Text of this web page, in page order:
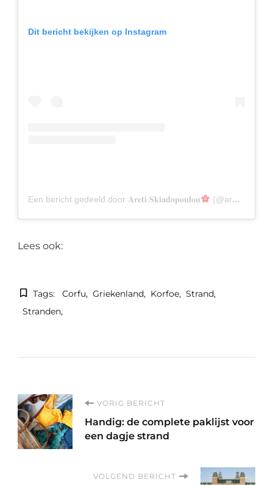
Dit bericht bekijken op Instagram
Een bericht gedeeld door 𝐀𝐫𝐞𝐭𝐢 𝐒𝐤𝐢𝐚𝐝𝐨𝐩𝐨𝐮𝐥𝐨𝐮 (@areti_skiad)
Lees ook:
Tags: Corfu Griekenland Korfoe
Strand
Stranden
Berichtnavigatie
VORIG BERICHT
Handig: de complete paklijst voor
een dagje strand
VOLGEND BERICHT